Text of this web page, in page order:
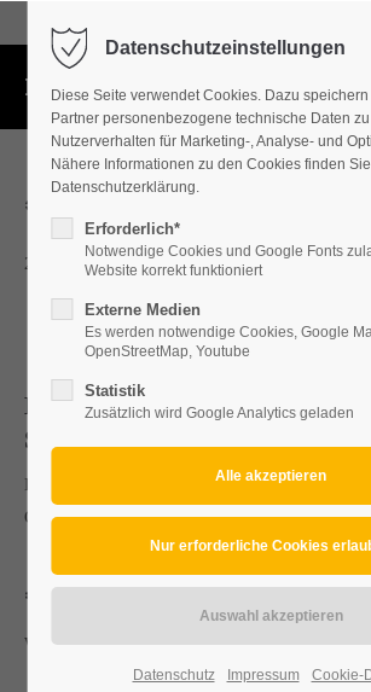
*** FROHE
24.12.2022. 12:18
Dachdecker/Dachdeckerei u.
Spengler/Spenglerei Bezirk
Dachdeckerei u. Spenglerei Bezirk
Oberpullendorf, Baden, Wr.Neustadt,
** FROHE WEIHNACHTEN
WIR WÜNSCHEN FROHE
Datenschutzeinstellungen
Diese Seite verwendet Cookies. Dazu
Partner personenbezogene technische Daten
Nutzerverhalten für Marketing-, Analyse- und
Nähere Informationen zu den Cookies finden
Datenschutzerklärung.
Erforderlich*
Notwendige Cookies und Google Fonts
Website korrekt funktioniert
Externe Medien
Es werden notwendige Cookies, Google
OpenStreetMap, Youtube
Statistik
Zusätzlich wird Google Analytics geladen
Datenschutz Impressum Cookie-